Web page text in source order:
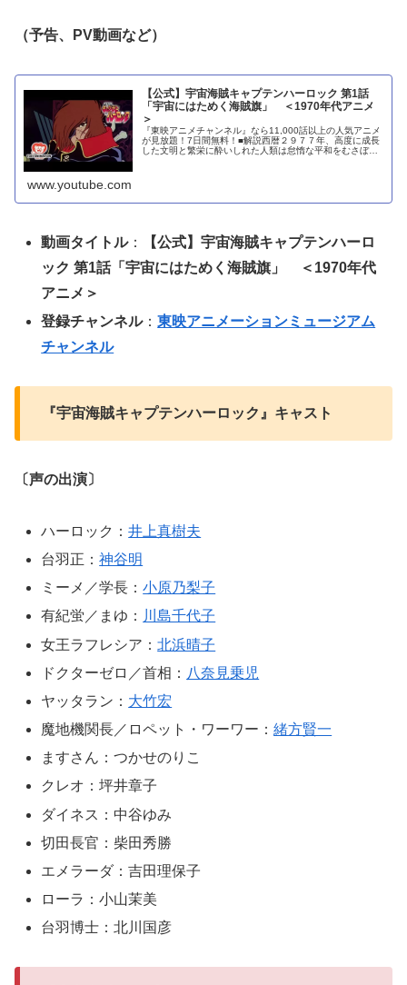
（予告、PV動画など）
【公式】宇宙海賊キャプテンハーロック 第1話
「宇宙にはためく海賊旗」 ＜1970年代アニメ
＞
『東映アニメチャンネル』なら11,000話以上の人気アニメ
が見放題！7日間無料！■解説西暦２９７７年、高度に成長
した文明と繁栄に酔いしれた人類は怠惰な平和をむさぼっ
www.youtube.com
動画タイトル：
【公式】宇宙海賊キャプテンハーロ
ック 第1話「宇宙にはためく海賊旗」 ＜1970年代
アニメ＞
登録チャンネル：東映アニメーションミュージアム
チャンネル
『宇宙海賊キャプテンハーロック』キャスト
〔声の出演〕
ハーロック：井上真樹夫
台羽正：神谷明
ミーメ／学長：小原乃梨子
有紀蛍／まゆ： 川島千代子
女王ラフレシア：北浜晴子
ドクターゼロ／首相： 八奈見乗児
ヤッタラン： 大竹宏
魔地機関長／ロペット・ワーワー：緒方賢一
ますさん：つかせのりこ
クレオ：坪井章子
ダイネス：中谷ゆみ
切田長官：柴田秀勝
エメラーダ：吉田理保子
ローラ：小山茉美
台羽博士：北川国彦